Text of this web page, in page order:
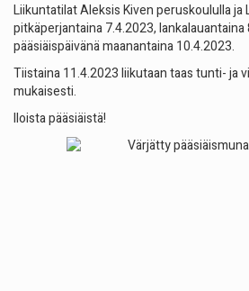
Liikuntatilat Aleksis Kiven peruskoululla ja
pitkäperjantaina 7.4.2023,
pääsiäispäivänä maanantaina 10.4.2023.
Tiistaina 11.4.2023 liikutaan taas tunti- ja
mukaisesti.
Iloista pääsiäistä!